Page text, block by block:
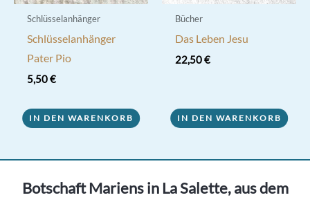
Schlüsselanhänger
Schlüsselanhänger
Pater Pio
5,50€
IN DEN WARENKORB
Bücher
Das Leben Jesu
22,50€
IN DEN WARENKORB
Botschaft Mariens in La Salette, aus dem